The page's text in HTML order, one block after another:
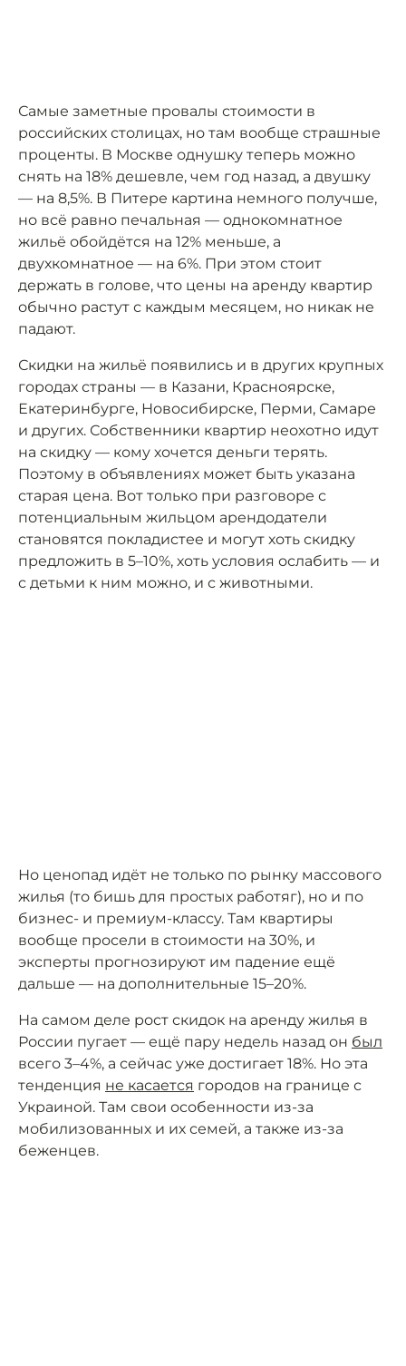
Самые заметные провалы стоимости в
российских столицах, но там вообще страшные
проценты. В Москве однушку теперь можно
снять на 18% дешевле, чем год назад, а двушку
— на 8,5%. В Питере картина немного получше,
но всё равно печальная — однокомнатное
жильё обойдётся на 12% меньше, а
двухкомнатное — на 6%. При этом стоит
держать в голове, что цены на аренду квартир
обычно растут с каждым месяцем, но никак не
падают.
Скидки на жильё появились и в других крупных
городах страны — в Казани, Красноярске,
Екатеринбурге, Новосибирске, Перми, Самаре
и других. Собственники квартир неохотно идут
на скидку — кому хочется деньги терять.
Поэтому в объявлениях может быть указана
старая цена. Вот только при разговоре с
потенциальным жильцом арендодатели
становятся покладистее и могут хоть скидку
предложить в 5–10%, хоть условия ослабить — и
с детьми к ним можно, и с животными.
Но ценопад идёт не только по рынку массового
жилья (то бишь для простых работяг), но и по
бизнес- и премиум-классу. Там квартиры
вообще просели в стоимости на 30%, и
эксперты прогнозируют им падение ещё
дальше — на дополнительные 15–20%.
На самом деле рост скидок на аренду жилья в
России пугает — ещё пару недель назад он был
всего 3–4%, а сейчас уже достигает 18%. Но эта
тенденция не касается городов на границе с
Украиной. Там свои особенности из-за
мобилизованных и их семей, а также из-за
беженцев.